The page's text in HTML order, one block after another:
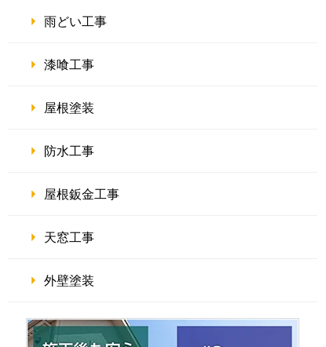
雨どい工事
漆喰工事
屋根塗装
防水工事
屋根鈑金工事
天窓工事
外壁塗装